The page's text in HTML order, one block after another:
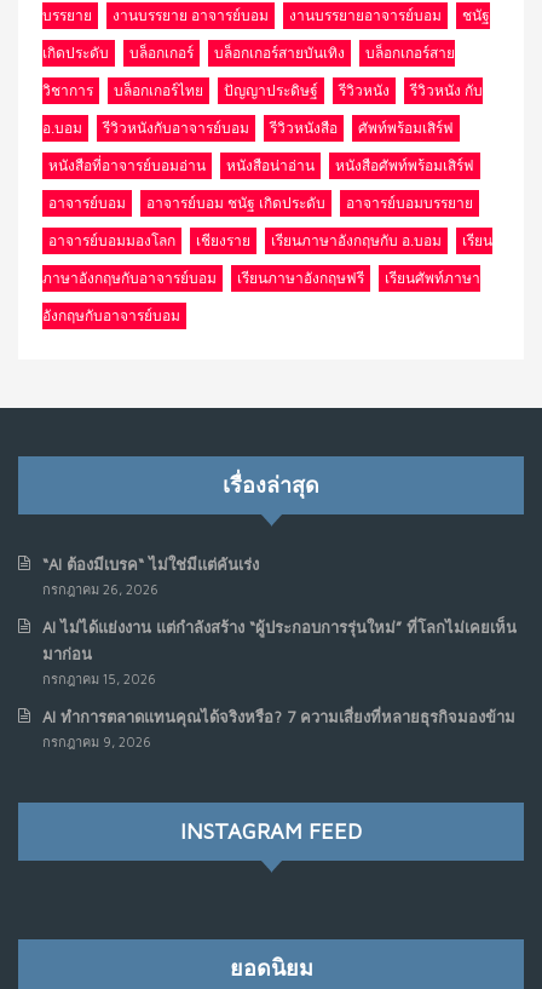
บรรยาย งานบรรยาย อาจารย์บอม งานบรรยายอาจารย์บอม ชนัฐ
เกิดประดับ บล็อกเกอร์ บล็อกเกอร์สายบันเทิง บล็อกเกอร์สาย
วิชาการ บล็อกเกอร์ไทย ปัญญาประดิษฐ์ รีวิวหนัง รีวิวหนัง กับ
อ.บอม รีวิวหนังกับอาจารย์บอม รีวิวหนังสือ ศัพท์พร้อมเสิร์ฟ
หนังสือที่อาจารย์บอมอ่าน หนังสือน่าอ่าน หนังสือศัพท์พร้อมเสิร์ฟ
อาจารย์บอม อาจารย์บอม ชนัฐ เกิดประดับ อาจารย์บอมบรรยาย
อาจารย์บอมมองโลก เชียงราย เรียนภาษาอังกฤษกับ อ.บอม เรียน
ภาษาอังกฤษกับอาจารย์บอม เรียนภาษาอังกฤษฟรี เรียนศัพท์ภาษา
อังกฤษกับอาจารย์บอม
เรื่องล่าสุด
“AI ต้องมีเบรค“ ไม่ใช่มีแต่คันเร่ง
กรกฎาคม 26, 2026
AI ไม่ได้แย่งงาน แต่กำลังสร้าง “ผู้ประกอบการรุ่นใหม่” ที่โลกไม่เคยเห็น
มาก่อน
กรกฎาคม 15, 2026
AI ทำการตลาดแทนคุณได้จริงหรือ? 7 ความเสี่ยงที่หลายธุรกิจมองข้าม
กรกฎาคม 9, 2026
INSTAGRAM FEED
ยอดนิยม